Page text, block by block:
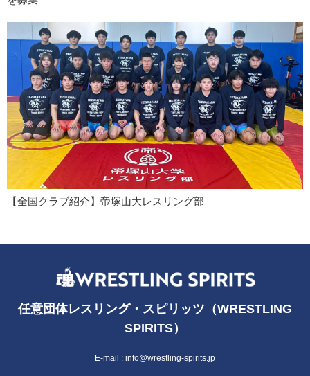
【全国クラブ紹介】帝塚山大レスリング部
任意団体レスリング・スピリッツ（WRESTLING
SPIRITS）
E-mail : info@wrestling-spirits.jp